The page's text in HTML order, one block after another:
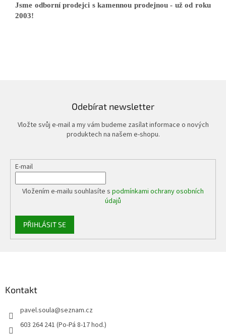
Jsme odborní prodejci s kamennou prodejnou - už od roku
2003!
Odebírat newsletter
Vložte svůj e-mail a my vám budeme zasílat informace o nových
produktech na našem e-shopu.
E-mail
Vložením e-mailu souhlasíte s podmínkami ochrany osobních
údajů
PŘIHLÁSIT SE
Kontakt
pavel.soula@seznam.cz
603 264 241 (Po-Pá 8-17 hod.)